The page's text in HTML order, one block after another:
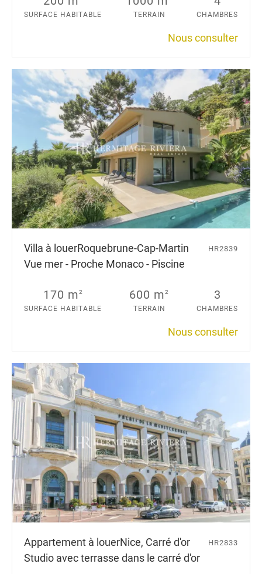
SURFACE HABITABLE TERRAIN CHAMBRES
Nous consulter
Villa à louerRoquebrune-Cap-Martin
Vue mer - Proche Monaco - Piscine
HR2839
170 m2
SURFACE HABITABLE
600 m2
TERRAIN
3
CHAMBRES
Nous consulter
Appartement à louerNice, Carré d'or
Studio avec terrasse dans le carré d'or
HR2833